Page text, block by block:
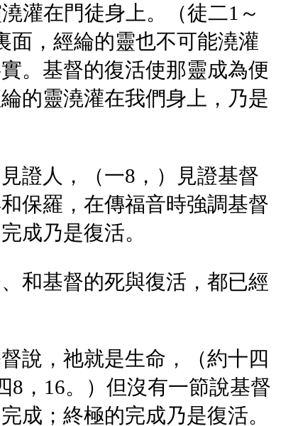
灌在門徒身上。（徒二1～
面，經綸的靈也不可能澆灌
。基督的復活使那靈成為便
的靈澆灌在我們身上，乃是
證人，（一8，）見證基督
保羅，在傳福音時強調基督
成乃是復活。
和基督的死與復活，都已經
說，祂就是生命，（約十四
8，16。）但沒有一節說基督
成；終極的完成乃是復活。